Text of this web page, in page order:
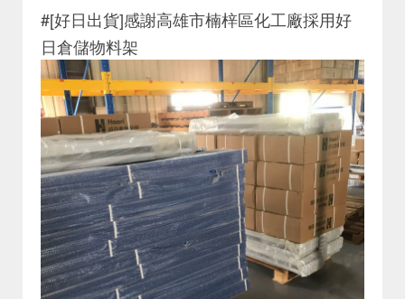
#[好日出貨]感謝高雄市楠梓區化工廠採用好
日倉儲物料架